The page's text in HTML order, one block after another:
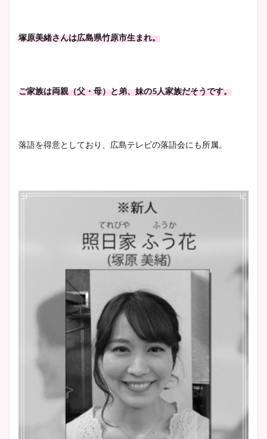
とめ！美脚や水着姿に年齢も
池谷実悠アナのメガネ画像が
かわいい！カップや水着姿も
塚原美緒さんは広島県竹原市生まれ。
ご家族は両親（父・母）と弟、妹の5人家族だそうです。
落語を得意としており、広島テレビの落語会にも所属。